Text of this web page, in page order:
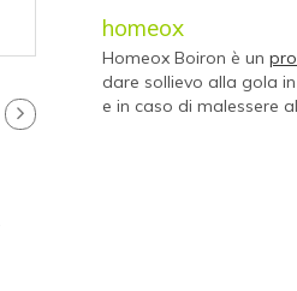
homeox
Homeox Boiron è un
dare sollievo alla gola
e in caso di malessere